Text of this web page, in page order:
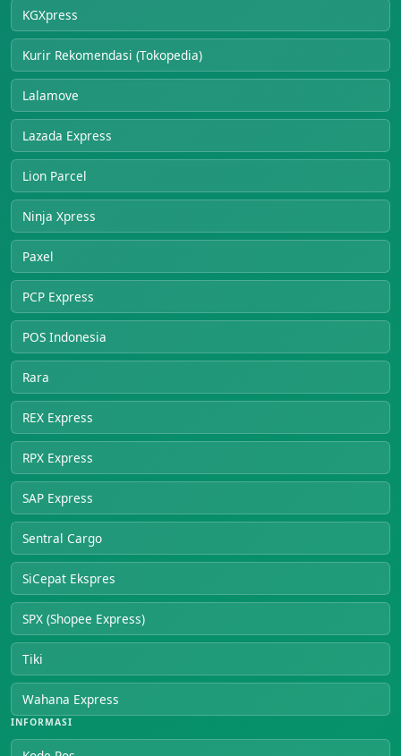
KGXpress
Kurir Rekomendasi (Tokopedia)
Lalamove
Lazada Express
Lion Parcel
Ninja Xpress
Paxel
PCP Express
POS Indonesia
Rara
REX Express
RPX Express
SAP Express
Sentral Cargo
SiCepat Ekspres
SPX (Shopee Express)
Tiki
Wahana Express
INFORMASI